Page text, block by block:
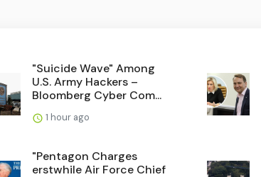
"Suicide Wave" Among
U.S. Army Hackers –
Bloomberg Cyber Com...
1 hour ago
"Pentagon Charges
erstwhile Air Force Chief